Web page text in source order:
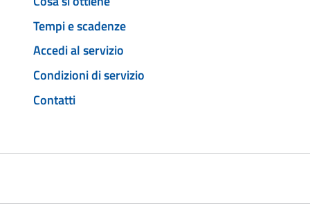
Tempi e scadenze
Accedi al servizio
Condizioni di servizio
Contatti